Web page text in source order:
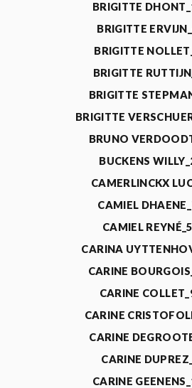
BRIGITTE
BRIGITTE
BRIGITTE
BRIGITTE
BRIGITTE
BRIGITTE
BRUNO
BUCKENS
CAMERLINCKX
CAMIEL
CAMIEL
CARINA
CARINE
CARINE
CARINE
CARINE
CARINE
CARINE